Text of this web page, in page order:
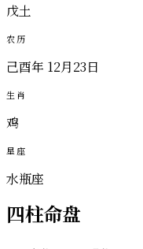
戊土
农历
己酉年 12月23日
生肖
鸡
星座
水瓶座
四柱命盘